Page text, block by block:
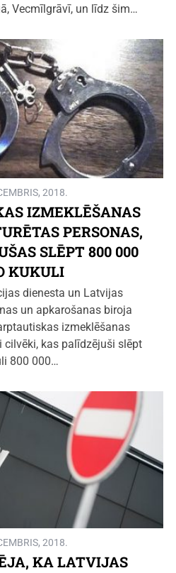
Vecmīlgrāvī, un līdz šim…
2018.
IZMEKLĒŠANAS
PERSONAS,
SLĒPT 800 000
KUKULI
dienesta un Latvijas
un apkarošanas biroja
izmeklēšanas
cilvēki, kas palīdzējuši slēpt
800 000…
2018.
KA LATVIJAS